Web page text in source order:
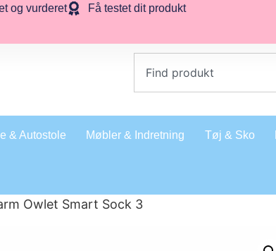
og vurderet Få testet dit produkt
& Autostole Møbler & Indretning Tøj & Sko
Owlet Smart Sock 3